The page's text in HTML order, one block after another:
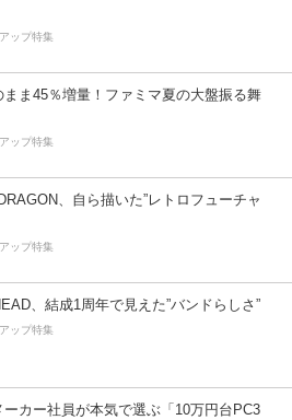
ップ特集
まま45％増量！ファミマ夏の大盤振る舞
ップ特集
、自ら描いた”レトロフューチャ
ップ特集
、結成1周年で見えた”バンドらしさ”
ップ特集
ーカー社員が本気で選ぶ「10万円台PC3